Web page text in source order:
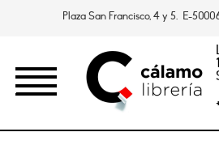
Plaza San Francisco, 4 y 5. E-